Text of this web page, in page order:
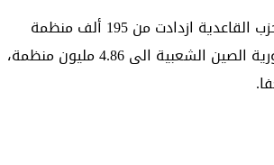
وتابع أن منظمات الحزب القاعدية ازدادت من 195 ألف منظمة
عندما تأسست جمهورية الصين الشعبية الى 4.86 مليون منظمة،